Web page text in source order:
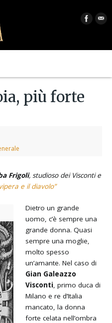
più forte
Frigoli, studioso dei Visconti e
e il diavolo”
Dietro un grande
uomo, c’è sempre una
grande donna. Quasi
sempre una moglie,
molto spesso
un’amante. Nel caso di
Gian Galeazzo
Visconti , primo duca di
Milano e re d’Italia
mancato, la donna
forte celata nell’ombra